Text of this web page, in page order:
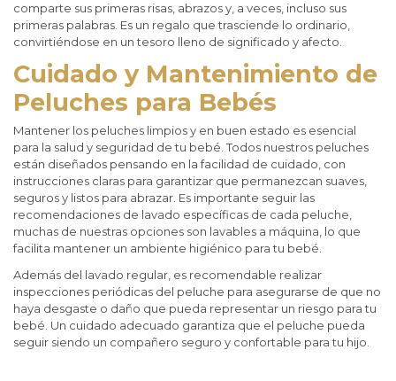
comparte sus primeras risas, abrazos y, a veces, incluso sus
primeras palabras. Es un regalo que trasciende lo ordinario,
convirtiéndose en un tesoro lleno de significado y afecto.
Cuidado y Mantenimiento de
Peluches para Bebés
Mantener los peluches limpios y en buen estado es esencial
para la salud y seguridad de tu bebé. Todos nuestros peluches
están diseñados pensando en la facilidad de cuidado, con
instrucciones claras para garantizar que permanezcan suaves,
seguros y listos para abrazar. Es importante seguir las
recomendaciones de lavado específicas de cada peluche,
muchas de nuestras opciones son lavables a máquina, lo que
facilita mantener un ambiente higiénico para tu bebé.
Además del lavado regular, es recomendable realizar
inspecciones periódicas del peluche para asegurarse de que no
haya desgaste o daño que pueda representar un riesgo para tu
bebé. Un cuidado adecuado garantiza que el peluche pueda
seguir siendo un compañero seguro y confortable para tu hijo.